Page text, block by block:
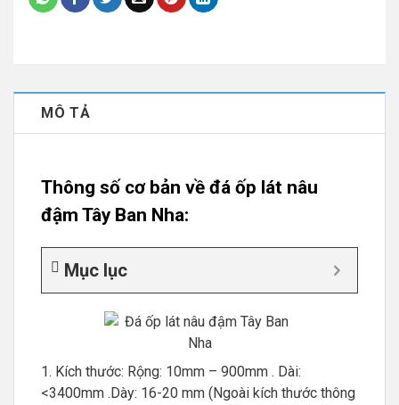
MÔ TẢ
Thông số cơ bản về đá ốp lát nâu
đậm Tây Ban Nha:
Mục lục
1. Kích thước: Rộng: 10mm – 900mm . Dài:
<3400mm .Dày: 16-20 mm (Ngoài kích thước thông